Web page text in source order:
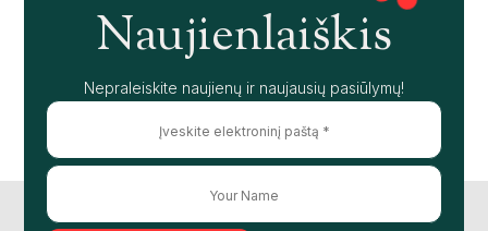
Naujienlaiškis
Nepraleiskite naujienų ir naujausių pasiūlymų!